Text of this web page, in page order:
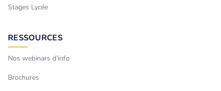
Stages Lycée
RESSOURCES
Nos webinars d’info
Brochures